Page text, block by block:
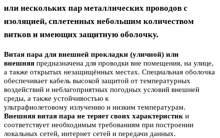
или нескольких пар металлических проводов с
изоляцией, сплетенных небольшим количеством
витков и имеющих защитную оболочку.
Витая пара для внешней прокладки (уличной) или
внешняя предназначена для проводки вне помещения, на улице,
а также открытых незащищённых местах. Специальная оболочка
обеспечивает кабель высокой защитой от температурных
воздействий и неблагоприятных погодных условий внешней
среды, а также устойчивостью к
ультрафиолетовому излучению и низким температурам.
Внешняя витая пара не теряет своих характеристик и
соответствует необходимым требованиям при построении
локальных сетей, интернет сетей и передачи данных.